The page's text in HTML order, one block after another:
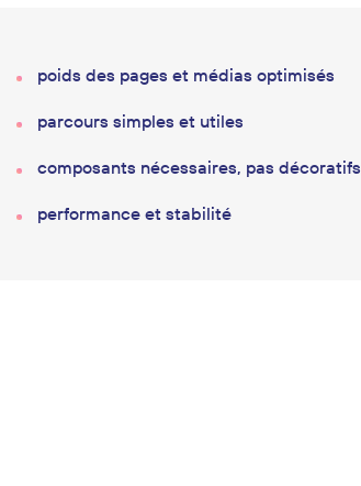
poids des pages et médias optimisés
parcours simples et utiles
composants nécessaires, pas décoratifs
performance et stabilité